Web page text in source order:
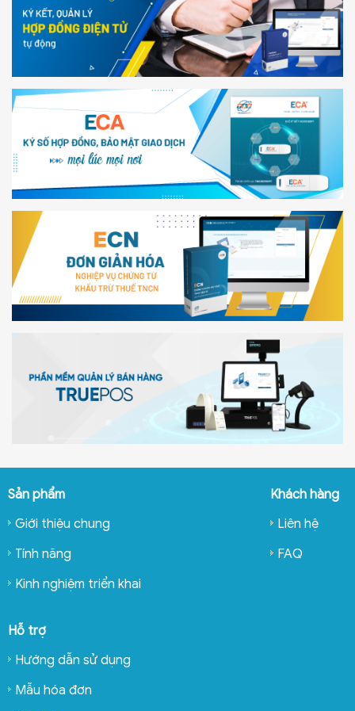
Sản phẩm
Giới thiệu chung
Tính năng
Kinh nghiệm triển khai
Khách hàng
Liên hệ
FAQ
Hỗ trợ
Hướng dẫn sử dụng
Mẫu hóa đơn